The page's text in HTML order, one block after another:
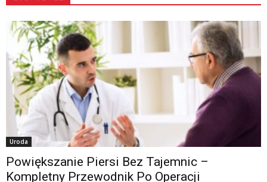
Uroda
Powiększanie Piersi Bez Tajemnic –
Kompletny Przewodnik Po Operacji